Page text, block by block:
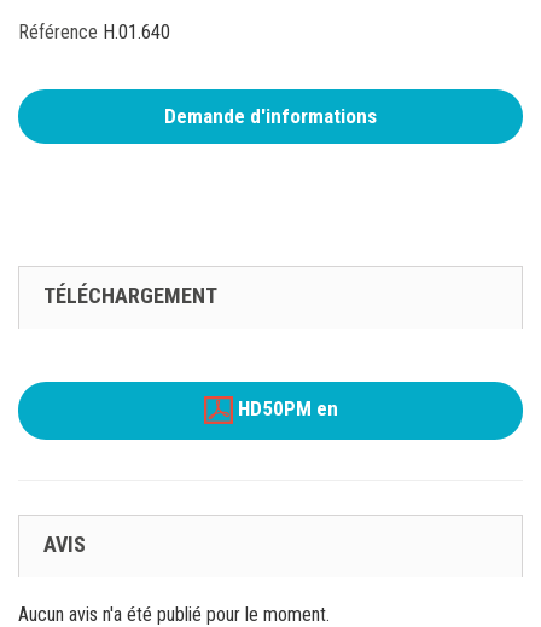
Référence H.01.640
Demande d'informations
TÉLÉCHARGEMENT
HD50PM en
AVIS
Aucun avis n'a été publié pour le moment.